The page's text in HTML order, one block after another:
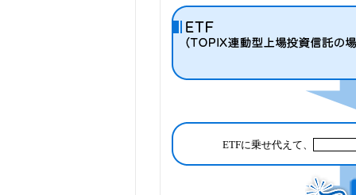
ETFに乗せ代えて、